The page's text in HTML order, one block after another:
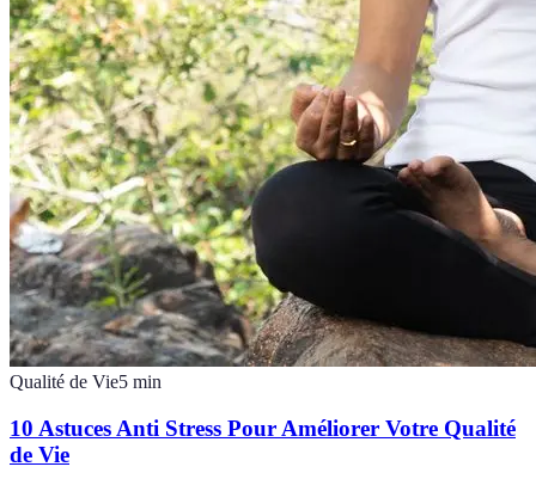
Qualité de Vie5 min
10 Astuces Anti Stress Pour Améliorer Votre Qualité
de Vie